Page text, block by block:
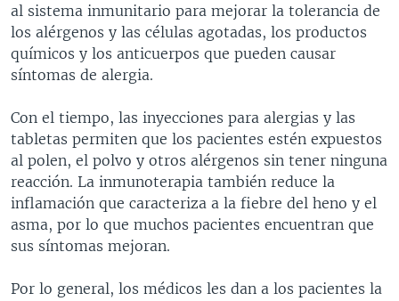
al sistema inmunitario para mejorar la tolerancia de
los alérgenos y las células agotadas, los productos
químicos y los anticuerpos que pueden causar
síntomas de alergia.
Con el tiempo, las inyecciones para alergias y las
tabletas permiten que los pacientes estén expuestos
al polen, el polvo y otros alérgenos sin tener ninguna
reacción. La inmunoterapia también reduce la
inflamación que caracteriza a la fiebre del heno y el
asma, por lo que muchos pacientes encuentran que
sus síntomas mejoran.
Por lo general, los médicos les dan a los pacientes la